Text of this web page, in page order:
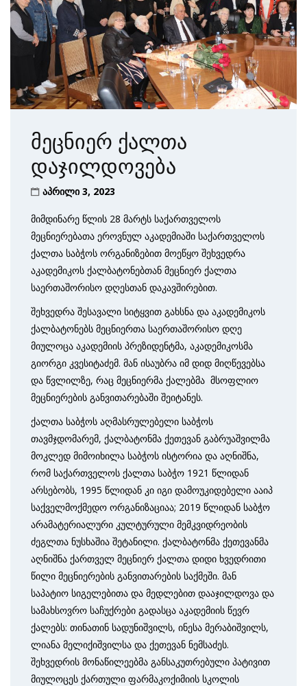
მეცნიერ ქალთა
დაჯილდოვება
აპრილი 3, 2023
მიმდინარე წლის 28 მარტს საქართველოს
მეცნიერებათა ეროვნულ აკადემიაში საქართველოს
ქალთა საბჭოს ორგანიზებით მოეწყო შეხვედრა
აკადემიკოს ქალბატონებთან მეცნიერ ქალთა
საერთაშორისო დღესთან დაკავშირებით.
შეხვედრა შესავალი სიტყვით გახსნა და აკადემიკოს
ქალბატონებს მეცნიერთა საერთაშორისო დღე
მიულოცა აკადემიის პრეზიდენტმა, აკადემიკოსმა
გიორგი კვესიტაძემ. მან ისაუბრა იმ დიდ მიღწევებსა
და წვლილზე, რაც მეცნიერმა ქალებმა მსოფლიო
მეცნიერების განვითარებაში შეიტანეს.
ქალთა საბჭოს აღმასრულებელი საბჭოს
თავმჯდომარემ, ქალბატონმა ქეთევან გაბრუაშვილმა
მოკლედ მიმოიხილა საბჭოს ისტორია და აღნიშნა,
რომ საქართველოს ქალთა საბჭო 1921 წლიდან
არსებობს, 1995 წლიდან კი იგი დამოუკიდებელი ააიპ
საქველმოქმედო ორგანიზაციაა; 2019 წლიდან საბჭო
არამატერიალური კულტურული მემკვიდრეობის
ძეგლთა ნუსხაშია შეტანილი. ქალბატონმა ქეთევანმა
აღნიშნა ქართველ მეცნიერ ქალთა დიდი ხვედრითი
წილი მეცნიერების განვითარების საქმეში. მან
საპატიო სიგელებითა და მედლებით დააჯილდოვა და
სამახსოვრო საჩუქრები გადასცა აკადემიის წევრ
ქალებს: თინათინ სადუნიშვილს, ინესა მერაბიშვილს,
ლიანა მელიქიშვილსა და ქეთევან ნემსაძეს.
შეხვედრის მონაწილეებმა განსაკუთრებული პატივით
მიულოცეს ქართული ფარმაკოქიმიის სკოლის